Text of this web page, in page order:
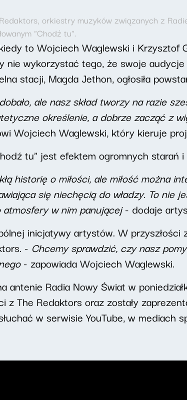
orkiestry muzyków związanych z
"Chodź tu".
to Wojciech Waglewski i Krzysztof
nie wykorzystać tego, że swoje
stacji, Magda Jethon, ogłosiła
ale nasz skład tworzy na razie
określenie, a dobrze zacząć z
Wojciech Waglewski, który kieruje
tu" jest efektem ogromnych starań
historię o miłości, ale miłość można
się niechęcią do władzy. To nie
w nim panującej- dodaje
inicjatywy artystów. W przyszłości
- Chcemy sprawdzić, czy nasz
- zapowiada Wojciech Waglewski.
antenie Radia Nowy Świat w
z The Redaktors oraz zostały
w serwisie YouTube, w mediach